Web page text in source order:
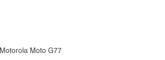
Motorola Moto G77